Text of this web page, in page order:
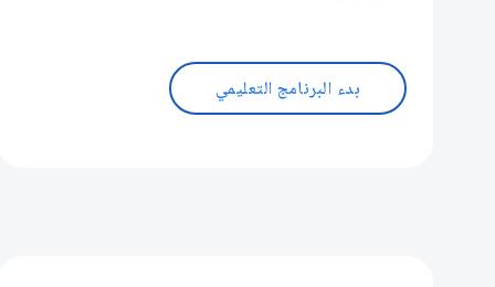
بدء البرنامج التعليمي